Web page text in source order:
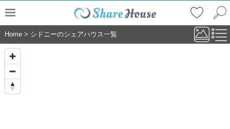
Home > シドニーのシェアハウス一覧